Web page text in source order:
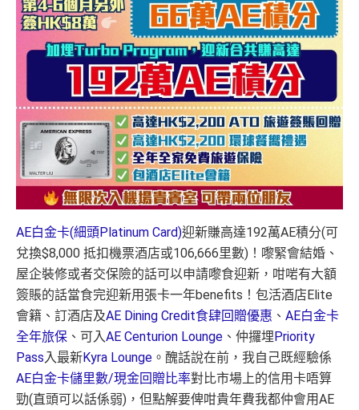
AE白金卡(細頭Platinum Card)迎新賺高達192萬AE積分(可
兌換$8,000 抵扣機票酒店或106,666里數)！ 嚟緊會結婚、
屋企裝修或者交保險的話可以申請嚟食迎新，咁啱有大額
簽賬的話當食完迎新用張卡一年benefits！ 包活酒店Elite
會籍、訂酒店及AE Dining Credit食肆回贈優惠 、 AE白金卡
全年旅保 、可入AE Centurion Lounge 、仲攞埋 Priority
Pass入最新Kyra Lounge 。醜話說在前，我自己既經驗係
AE白金卡儲里數/現金回贈比率對比市場上的信用卡唔算
勁(直頭可以話係弱)，但點解要俾咁貴年費我都仲會用AE